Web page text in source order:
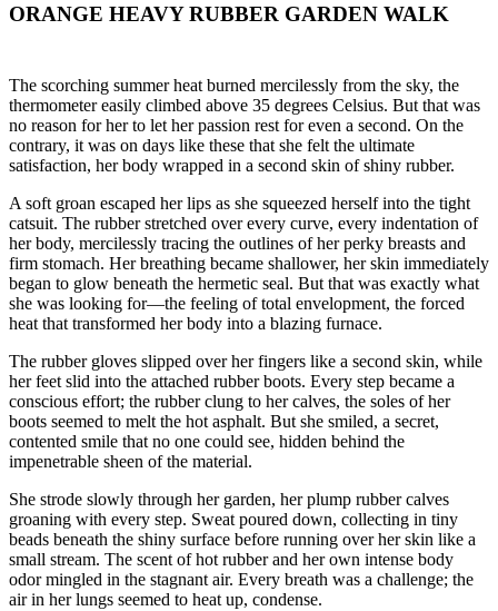
ORANGE HEAVY RUBBER GARDEN WALK
The scorching summer heat burned mercilessly from the sky, the
thermometer easily climbed above 35 degrees Celsius. But that was
no reason for her to let her passion rest for even a second. On the
contrary, it was on days like these that she felt the ultimate
satisfaction, her body wrapped in a second skin of shiny rubber.
A soft groan escaped her lips as she squeezed herself into the tight
catsuit. The rubber stretched over every curve, every indentation of
her body, mercilessly tracing the outlines of her perky breasts and
firm stomach. Her breathing became shallower, her skin immediately
began to glow beneath the hermetic seal. But that was exactly what
she was looking for—the feeling of total envelopment, the forced
heat that transformed her body into a blazing furnace.
The rubber gloves slipped over her fingers like a second skin, while
her feet slid into the attached rubber boots. Every step became a
conscious effort; the rubber clung to her calves, the soles of her
boots seemed to melt the hot asphalt. But she smiled, a secret,
contented smile that no one could see, hidden behind the
impenetrable sheen of the material.
She strode slowly through her garden, her plump rubber calves
groaning with every step. Sweat poured down, collecting in tiny
beads beneath the shiny surface before running over her skin like a
small stream. The scent of hot rubber and her own intense body
odor mingled in the stagnant air. Every breath was a challenge; the
air in her lungs seemed to heat up, condense.